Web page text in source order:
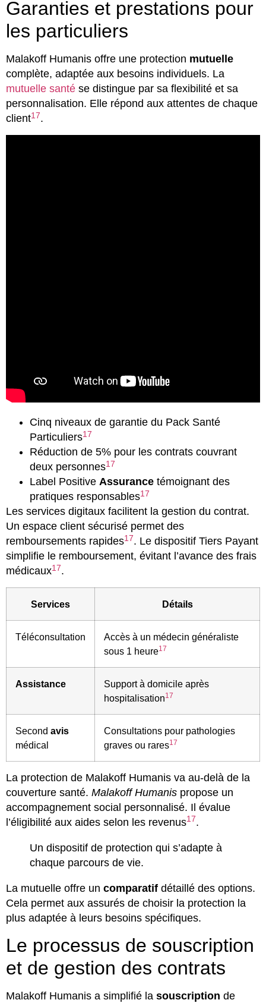
Garanties et prestations pour
les particuliers
Malakoff Humanis offre une protection mutuelle
complète, adaptée aux besoins individuels. La
mutuelle santé se distingue par sa flexibilité et sa
personnalisation. Elle répond aux attentes de chaque
client17.
Cinq niveaux de garantie du Pack Santé
Particuliers17
Réduction de 5% pour les contrats couvrant
deux personnes17
Label Positive Assurance témoignant des
pratiques responsables17
Les services digitaux facilitent la gestion du contrat.
Un espace client sécurisé permet des
remboursements rapides17. Le dispositif Tiers Payant
simplifie le remboursement, évitant l’avance des frais
médicaux17.
Services Détails
Téléconsultation
Accès à un médecin généraliste
sous 1 heure17
Assistance
Support à domicile après
hospitalisation17
Second avis
médical
Consultations pour pathologies
graves ou rares17
La protection de Malakoff Humanis va au-delà de la
couverture santé. Malakoff Humanis propose un
accompagnement social personnalisé. Il évalue
l’éligibilité aux aides selon les revenus17.
Un dispositif de protection qui s’adapte à
chaque parcours de vie.
La mutuelle offre un comparatif détaillé des options.
Cela permet aux assurés de choisir la protection la
plus adaptée à leurs besoins spécifiques.
Le processus de souscription
et de gestion des contrats
Malakoff Humanis a simplifié la souscription de